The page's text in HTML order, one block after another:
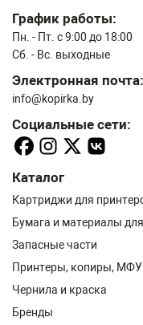
График работы:
Пн. - Пт. с 9:00 до 18:00
Сб. - Вс. выходные
Электронная почта:
info@kopirka.by
Социальные сети:
Каталог
Картриджи для
Бумага и материалы
Запасные части
Принтеры, копиры, МФУ
Чернила и краска
Бренды